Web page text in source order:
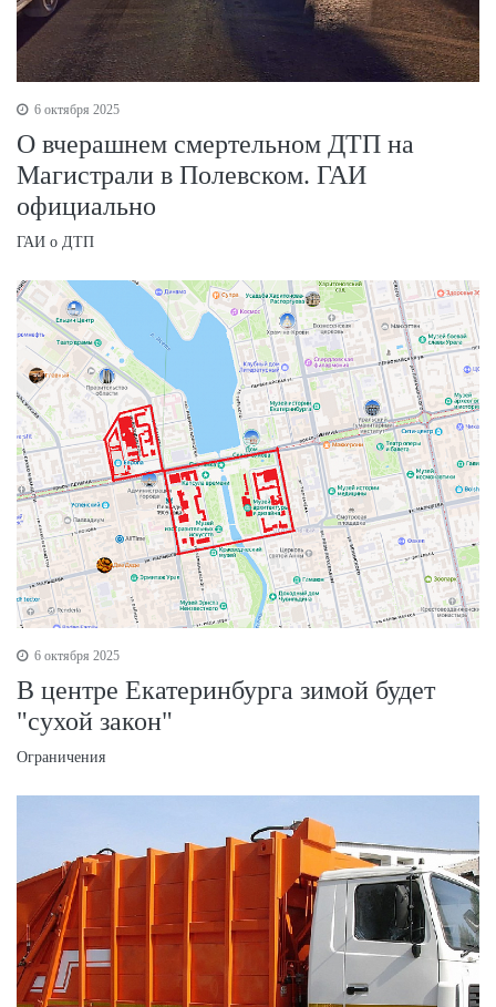
6 октября 2025
О вчерашнем смертельном ДТП на
Магистрали в Полевском. ГАИ
официально
ГАИ о ДТП
6 октября 2025
В центре Екатеринбурга зимой будет
"сухой закон"
Ограничения